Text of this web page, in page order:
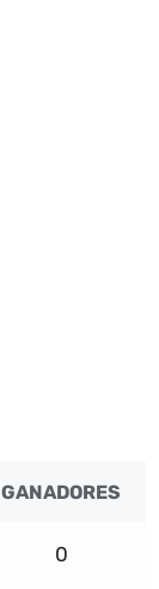
GANADORES
0